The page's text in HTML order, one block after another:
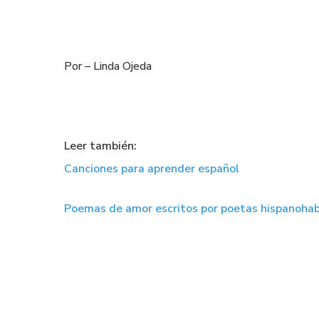
Por – Linda Ojeda
Leer también:
Canciones para aprender español
Poemas de amor escritos por poetas